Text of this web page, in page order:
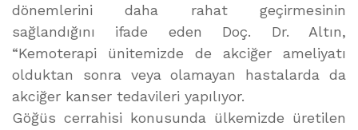
dönemlerini daha rahat geçirmesinin
sağlandığını ifade eden Doç. Dr. Altın,
“Kemoterapi ünitemizde de akciğer ameliyatı
olduktan sonra veya olamayan hastalarda da
akciğer kanser tedavileri yapılıyor.
Göğüs cerrahisi konusunda ülkemizde üretilen